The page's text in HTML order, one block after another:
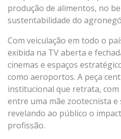
produção de alimentos, no
sustentabilidade do
Com veiculação em todo o
exibida na TV aberta e
cinemas e espaços
como aeroportos. A peça
institucional que retrata,
entre uma mãe zootecnista
revelando ao público o
profissão.